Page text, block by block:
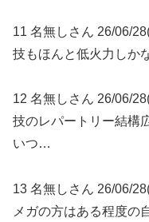
11 名無しさん 26/06/
技もほんと低火力しか
12 名無しさん 26/06/
技のレパートリー結構
いつ…
13 名無しさん 26/06/
メガの方はある程度の